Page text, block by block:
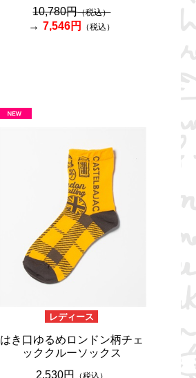
10,780円（税込）
7,546円 （税込）
レディース
はき口ゆるめロンドン柄チェ
ッククルーソックス
2,530円
（税込）